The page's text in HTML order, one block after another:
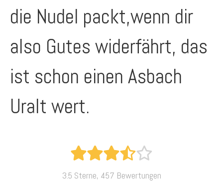
die Nudel packt,wenn dir
also Gutes widerfährt, das
ist schon einen Asbach
Uralt wert.
3.5 Sterne, 457 Bewertungen